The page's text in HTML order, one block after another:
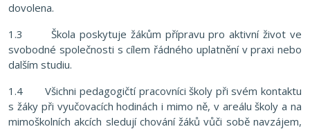
dovolena.
1.3 Škola poskytuje žákům přípravu pro aktivní život ve
svobodné společnosti s cílem řádného uplatnění v praxi nebo
dalším studiu.
1.4 Všichni pedagogičtí pracovníci školy při svém kontaktu
s žáky při vyučovacích hodinách i mimo ně, v areálu školy a na
mimoškolních akcích sledují chování žáků vůči sobě navzájem,